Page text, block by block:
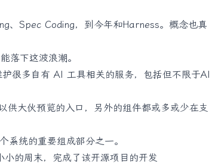
、Spec Coding，到今年和Harness。概念也真
落下这波浪潮。
很多自有 AI 工具相关的服务，包括但不限于AI
供大伙预览的入口，另外的组件都或多或少在支
统的重要组成部分之一。
的周末，完成了该开源项目的开发